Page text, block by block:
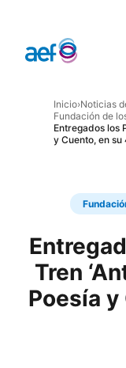
Inicio›Noticias
Fundación de
Entregados los
y Cuento, en su
Tren
Poesía y